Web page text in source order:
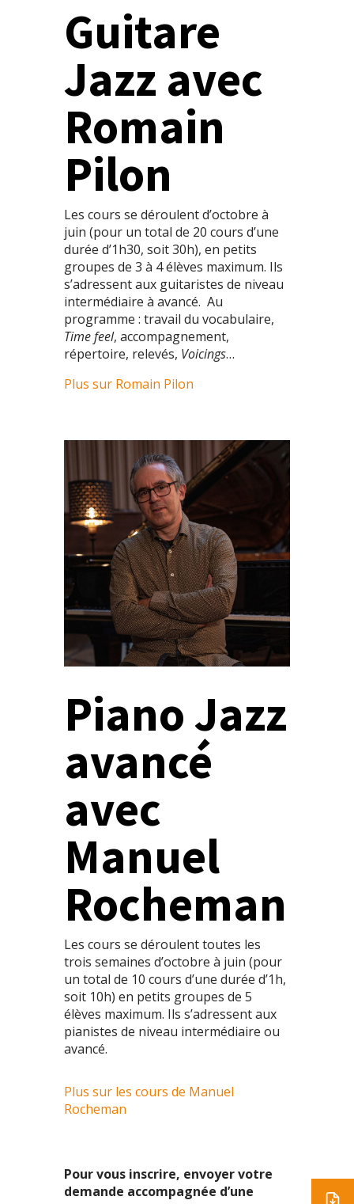
Guitare
Jazz avec
Romain
Pilon
Les cours se déroulent d’octobre à
juin (pour un total de 20 cours d’une
durée d’1h30, soit 30h), en petits
groupes de 3 à 4 élèves maximum. Ils
s’adressent aux guitaristes de niveau
intermédiaire à avancé. Au
programme : travail du vocabulaire,
Time feel, accompagnement,
répertoire, relevés, Voicings…
Plus sur Romain Pilon
Piano Jazz
avancé
avec
Manuel
Rocheman
Les cours se déroulent toutes les
trois semaines d’octobre à juin (pour
un total de 10 cours d’une durée d’1h,
soit 10h) en petits groupes de 5
élèves maximum. Ils s’adressent aux
pianistes de niveau intermédiaire ou
avancé.
Plus sur les cours de Manuel
Rocheman
Pour vous inscrire, envoyer votre
demande accompagnée d’une